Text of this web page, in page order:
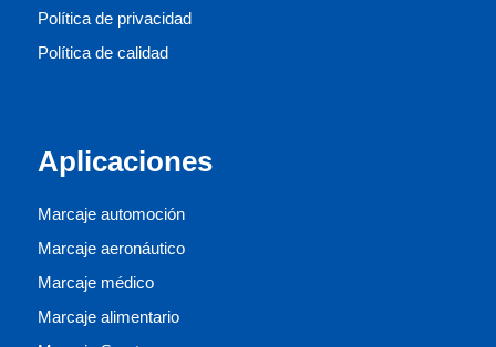
Política de privacidad
Política de calidad
Aplicaciones
Marcaje automoción
Marcaje aeronáutico
Marcaje médico
Marcaje alimentario